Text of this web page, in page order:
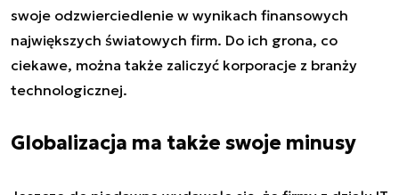
swoje odzwierciedlenie w wynikach finansowych
największych światowych firm. Do ich grona, co
ciekawe, można także zaliczyć korporacje z branży
technologicznej.
Globalizacja ma także swoje minusy